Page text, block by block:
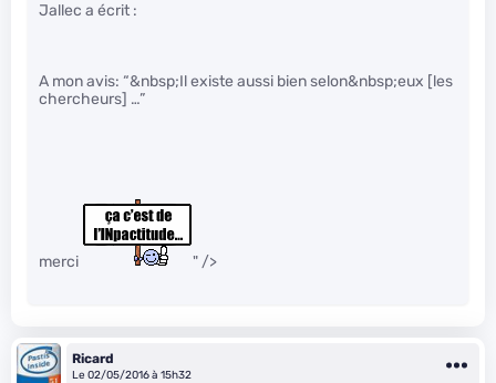
Jallec a écrit :
A mon avis: “&nbsp;Il existe aussi bien selon&nbsp;eux [les
chercheurs] …”
merci " />
Ricard
Le 02/05/2016 à 15h32